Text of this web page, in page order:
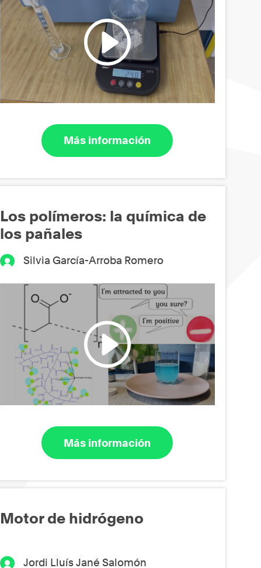
Más información
Los polímeros: la química de
los pañales
Silvia García-Arroba Romero
Más información
Motor de hidrógeno
Jordi Lluís Jané Salomón